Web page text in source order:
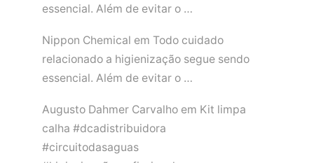
essencial. Além de evitar o …
Nippon Chemical em Todo cuidado
relacionado a higienização segue sendo
essencial. Além de evitar o …
Augusto Dahmer Carvalho em Kit limpa
calha #dcadistribuidora
#circuitodasaguas